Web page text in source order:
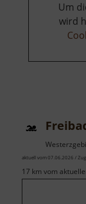
Um
wird
aktuell vom 07.06.2026 /
17 km vom